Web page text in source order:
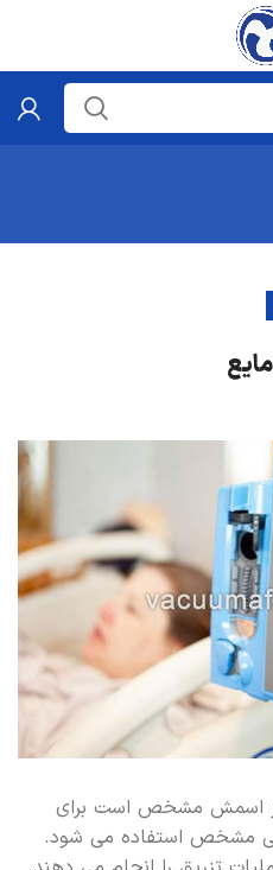
از اسمش مشخص است برای
مشخص استفاده می شود.